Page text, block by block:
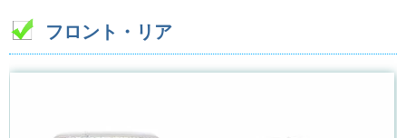
フロント・リア